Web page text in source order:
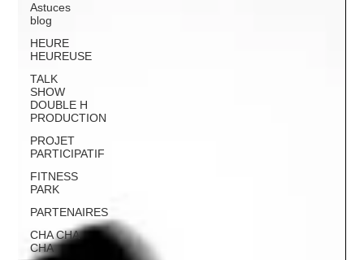
Astuces
blog
HEURE
HEUREUSE
TALK
SHOW
DOUBLE H
PRODUCTION
PROJET
PARTICIPATIF
FITNESS
PARK
PARTENAIRES
CHA CHA
CHA